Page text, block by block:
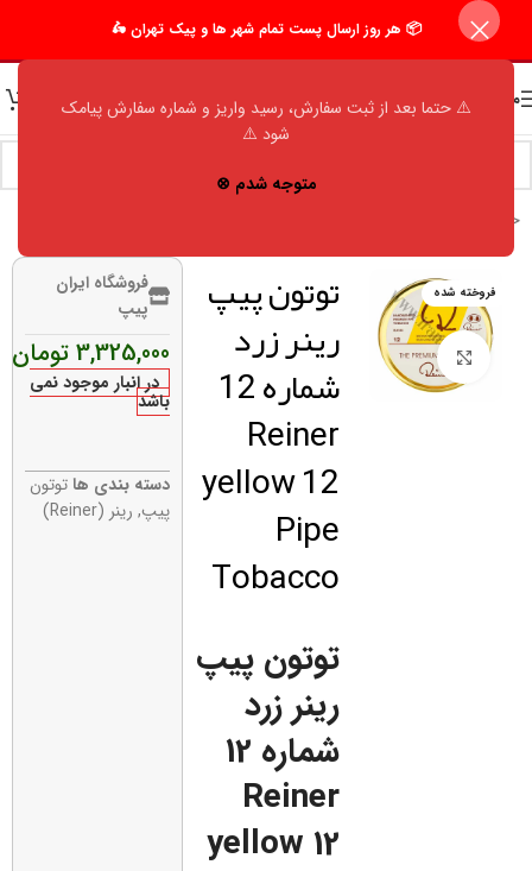
⚠️ حتما بعد از ثبت سفارش، رسید واریز و شماره سفارش پیامک
شود ⚠️
متوجه شدم ⊗
📦 هر روز ارسال پست تمام شهر ها و پیک تهران 🛵
منو
خانه
فروخته شده
برای بزرگنمایی کلیک کنید
توتون پیپ
رینر زرد
شماره 12
Reiner
yellow 12
Pipe
Tobacco
توتون پیپ
رینر زرد
شماره 12
Reiner
yellow 12
فروشگاه ایران
پیپ
3,325,000 تومان
در انبار موجود نمی
باشد
دسته بندی ها توتون
پیپ, رینر (Reiner)